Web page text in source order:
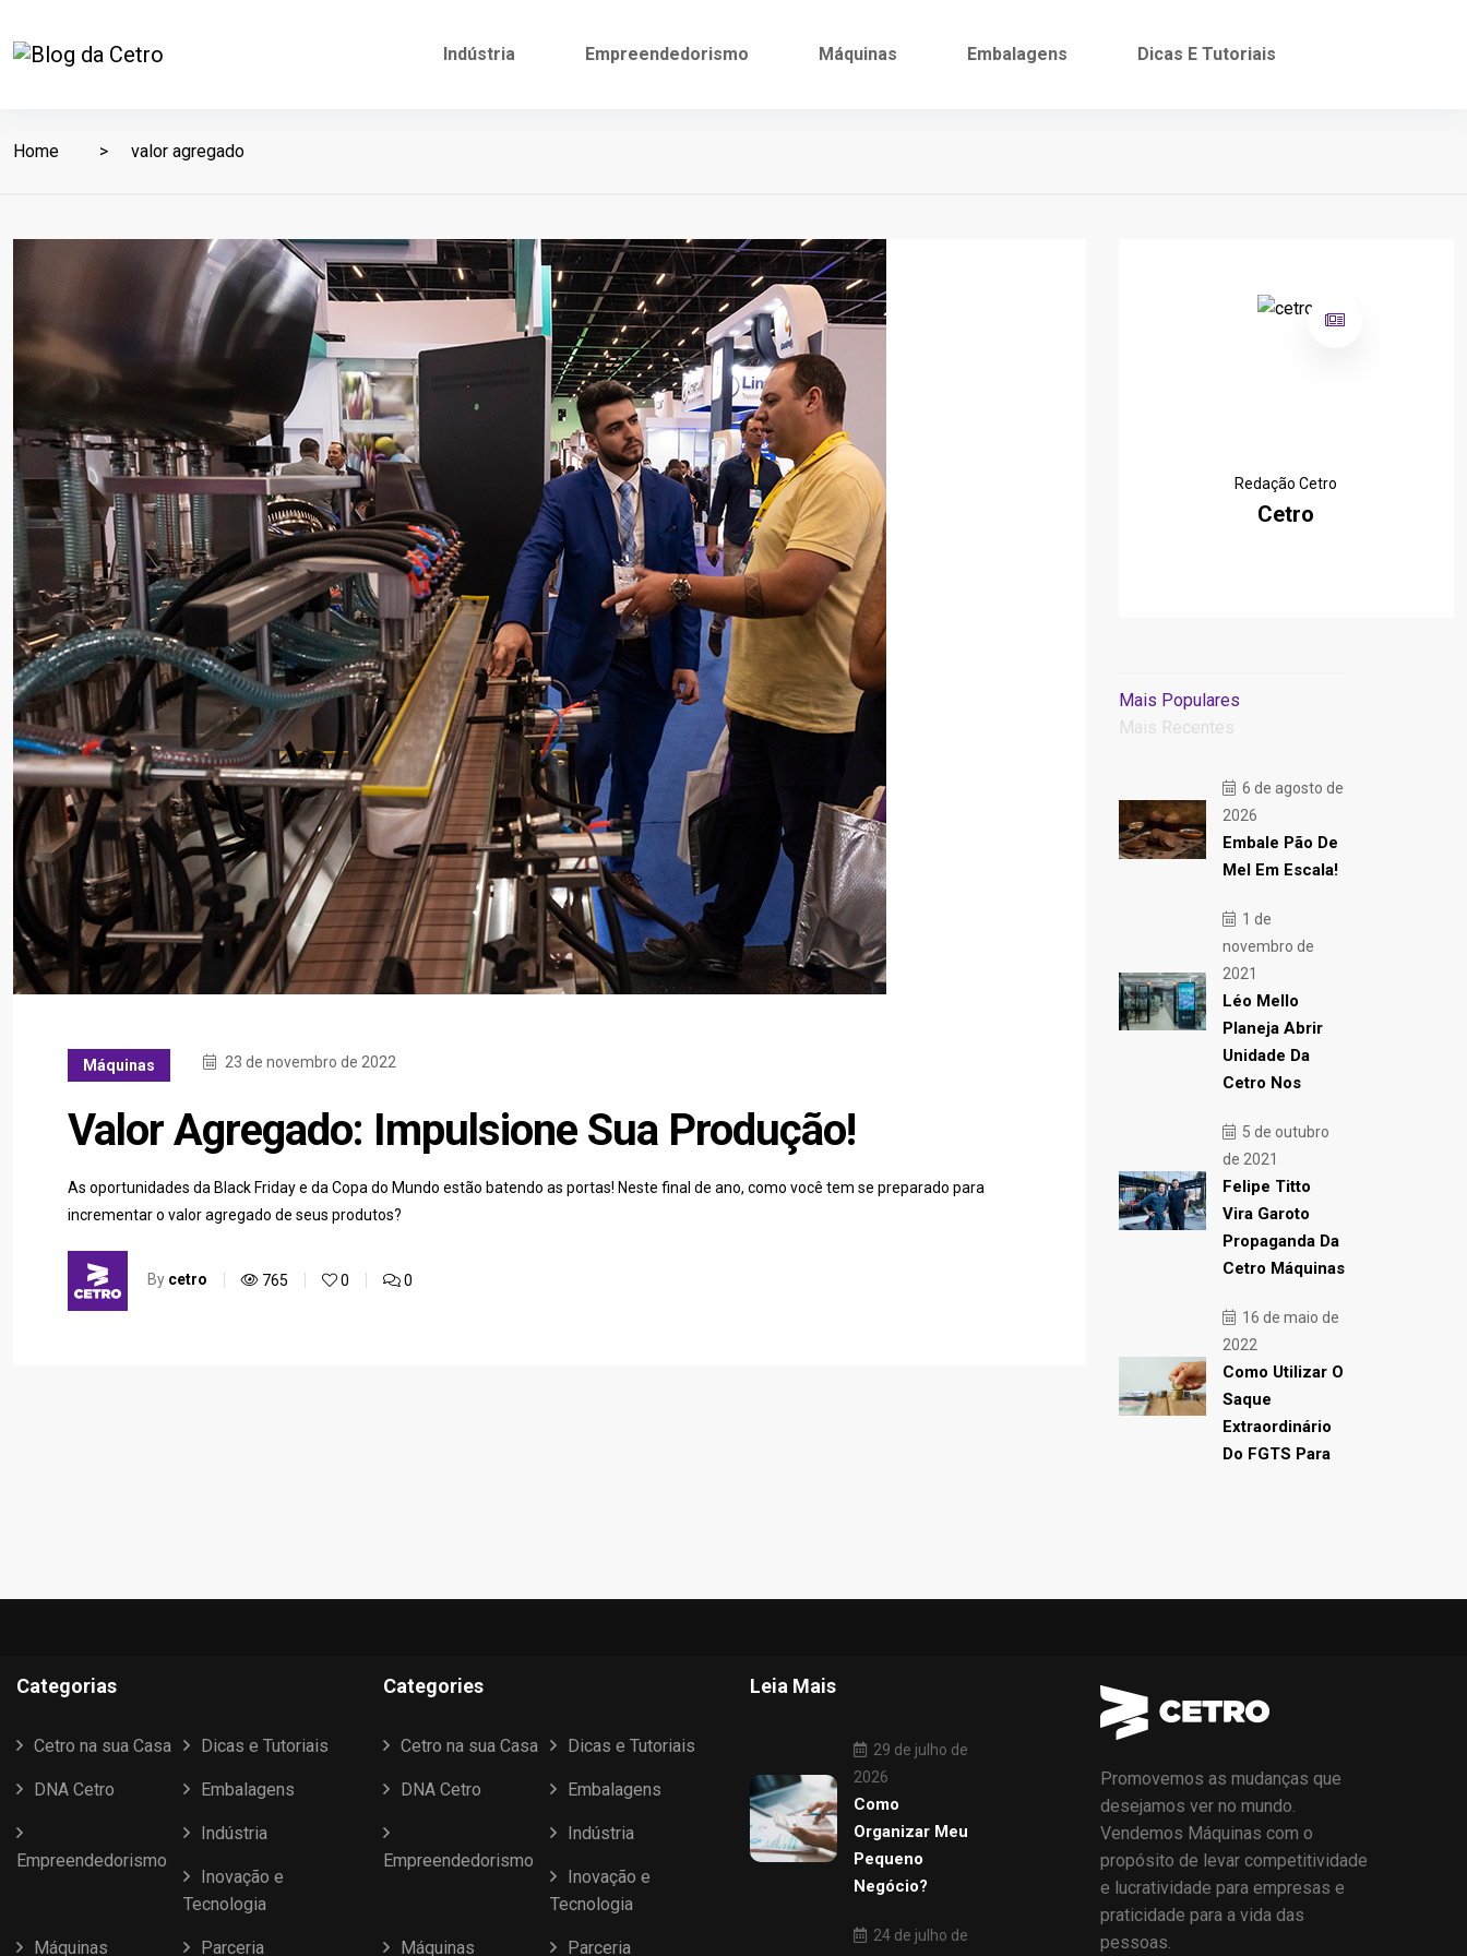
Indústria Empreendedorismo Máquinas Embalagens Dicas E Tutoriais
Home valor agregado
Máquinas 23 de novembro de 2022
Valor Agregado: Impulsione Sua Produção!
As oportunidades da Black Friday e da Copa do Mundo estão batendo as portas! Neste final de ano, como você tem se preparado para
incrementar o valor agregado de seus produtos?
By cetro 765 0 0
Redação Cetro
Cetro
Mais Populares
Mais Recentes
6 de agosto de
2026
Embale Pão De
Mel Em Escala!
1 de
novembro de
2021
Léo Mello
Planeja Abrir
Unidade Da
Cetro Nos
5 de outubro
de 2021
Felipe Titto
Vira Garoto
Propaganda Da
Cetro Máquinas
16 de maio de
2022
Como Utilizar O
Saque
Extraordinário
Do FGTS Para
Categorias
Cetro na sua Casa Dicas e Tutoriais
DNA Cetro Embalagens
Empreendedorismo
Indústria
Inovação e
Tecnologia
Máquinas Parceria
Categories
Cetro na sua Casa Dicas e Tutoriais
DNA Cetro Embalagens
Empreendedorismo
Indústria
Inovação e
Tecnologia
Máquinas Parceria
Leia Mais
29 de julho de
2026
Como
Organizar Meu
Pequeno
Negócio?
24 de julho de
Promovemos as mudanças que
desejamos ver no mundo.
Vendemos Máquinas com o
propósito de levar competitividade
e lucratividade para empresas e
praticidade para a vida das
pessoas.